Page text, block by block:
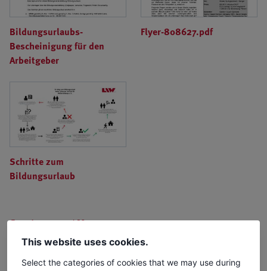
Bildungsurlaubs-
Bescheinigung für den
Arbeitgeber
Flyer-808627.pdf
Schritte zum
Bildungsurlaub
Seminarort / Karte
This website uses cookies.
Select the categories of cookies that we may use during